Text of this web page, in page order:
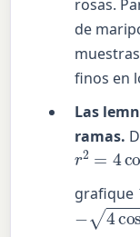
rosas.
de
finos en
Las
ramas.
r2=4cos
grafique
−4cos(2